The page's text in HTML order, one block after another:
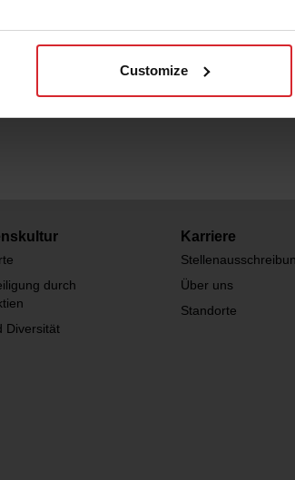
Customize
durch
Diversität
Karriere
Über uns
Standorte